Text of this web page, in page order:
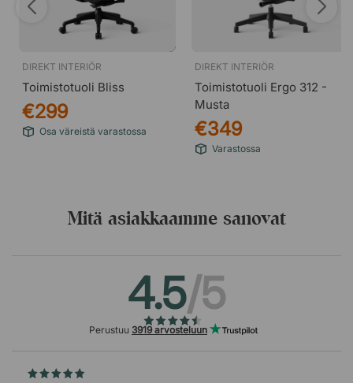
DIREKT INTERIÖR
Toimistotuoli Bliss
€299
Osa väreistä varastossa
DIREKT INTERIÖR
Toimistotuoli Ergo 312 -
Musta
€349
Varastossa
Mitä asiakkaamme sanovat
4.5/5
Perustuu 3919 arvosteluun